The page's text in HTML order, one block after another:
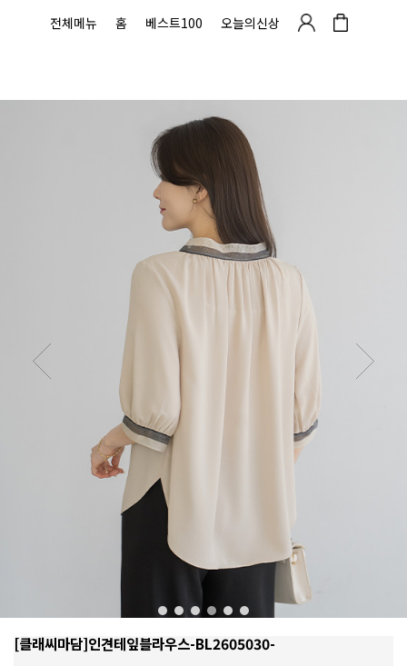
전체메뉴 홈 베스트100 오늘의신상
[클래씨마담]인견테잎블라우스-BL2605030-